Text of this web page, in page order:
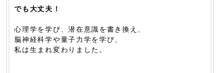
でも大丈夫！
心理学を学び、潜在意識を書き換え、
脳神経科学や量子力学を学び、
私は生まれ変わりました。